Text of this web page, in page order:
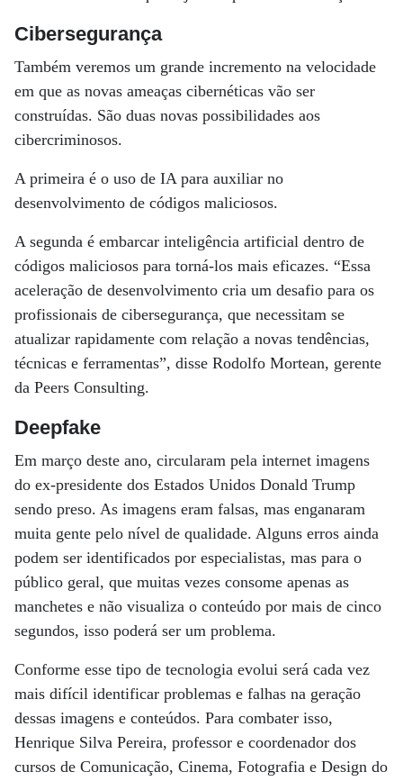
Cibersegurança
Também veremos um grande incremento na velocidade
em que as novas ameaças cibernéticas vão ser
construídas. São duas novas possibilidades aos
cibercriminosos.
A primeira é o uso de IA para auxiliar no
desenvolvimento de códigos maliciosos.
A segunda é embarcar inteligência artificial dentro de
códigos maliciosos para torná-los mais eficazes. “Essa
aceleração de desenvolvimento cria um desafio para os
profissionais de cibersegurança, que necessitam se
atualizar rapidamente com relação a novas tendências,
técnicas e ferramentas”, disse Rodolfo Mortean, gerente
da Peers Consulting.
Deepfake
Em março deste ano, circularam pela internet imagens
do ex-presidente dos Estados Unidos Donald Trump
sendo preso. As imagens eram falsas, mas enganaram
muita gente pelo nível de qualidade. Alguns erros ainda
podem ser identificados por especialistas, mas para o
público geral, que muitas vezes consome apenas as
manchetes e não visualiza o conteúdo por mais de cinco
segundos, isso poderá ser um problema.
Conforme esse tipo de tecnologia evolui será cada vez
mais difícil identificar problemas e falhas na geração
dessas imagens e conteúdos. Para combater isso,
Henrique Silva Pereira, professor e coordenador dos
cursos de Comunicação, Cinema, Fotografia e Design do